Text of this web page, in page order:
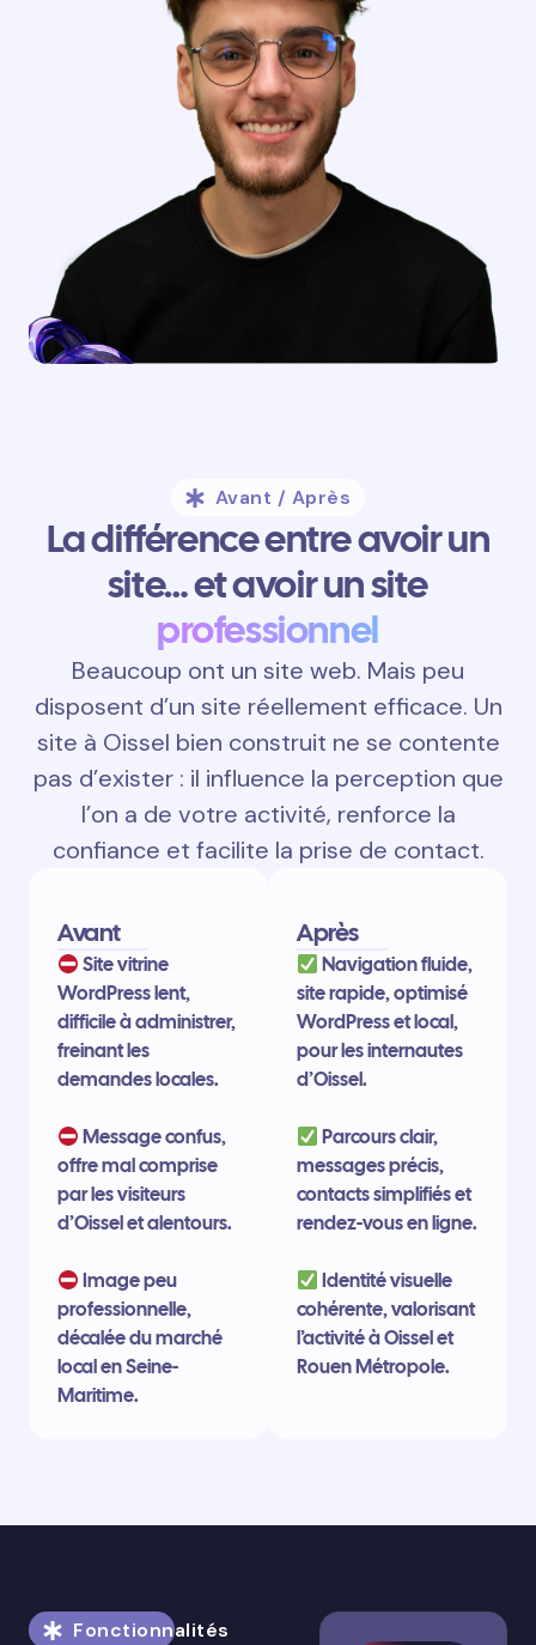
Avant / Après
La différence entre avoir un
site… et avoir un site
professionnel
Beaucoup ont un site web. Mais peu
disposent d’un site réellement efficace. Un
site à Oissel bien construit ne se contente
pas d’exister : il influence la perception que
l’on a de votre activité, renforce la
confiance et facilite la prise de contact.
Avant
Site vitrine
WordPress lent,
difficile à administrer,
freinant les
demandes locales.
Message confus,
offre mal comprise
par les visiteurs
d’Oissel et alentours.
Image peu
professionnelle,
décalée du marché
local en Seine-
Maritime.
Après
Navigation fluide,
site rapide, optimisé
WordPress et local,
pour les internautes
d’Oissel.
Parcours clair,
messages précis,
contacts simplifiés et
rendez-vous en ligne.
Identité visuelle
cohérente, valorisant
l’activité à Oissel et
Rouen Métropole.
Fonctionnalités